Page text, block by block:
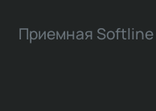
Приемная Softline